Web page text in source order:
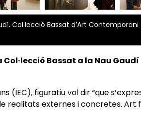
Col·lecció Bassat d’Art Contemporani
Bassat a la Nau Gaudí
(IEC), figuratiu vol dir “que
externes i concretes. Art